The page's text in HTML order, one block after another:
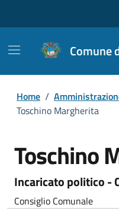
Comune
Home /
Toschino Margherita
Toschino
Incaricato politico -
Consiglio Comunale